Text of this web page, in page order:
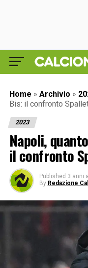
Home » Archivio »
Bis: il confronto
2023
Napoli,
il confronto
Published 3 anni
By Redazione